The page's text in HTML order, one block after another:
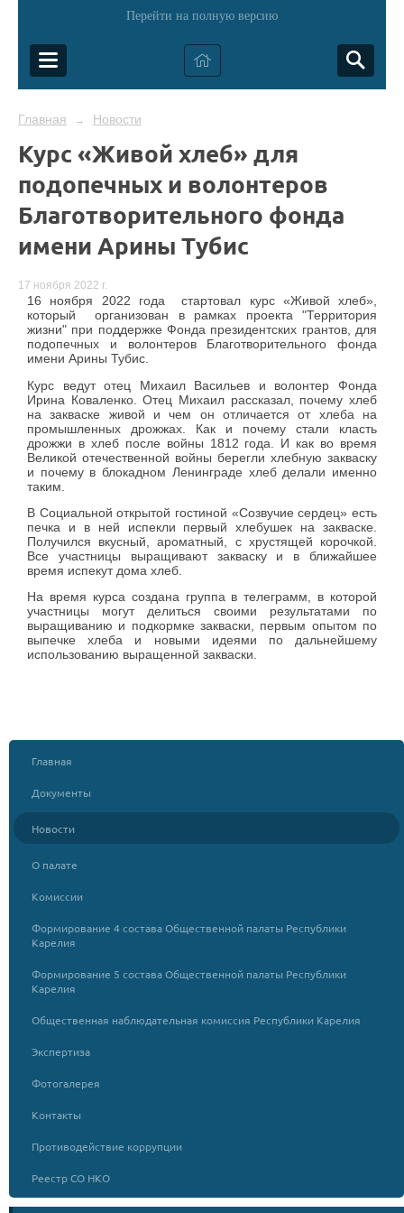
Перейти на полную версию
Главная → Новости
Курс «Живой хлеб» для
подопечных и волонтеров
Благотворительного фонда
имени Арины Тубис
17 ноября 2022 г.
16 ноября 2022 года стартовал курс «Живой хлеб»,
который организован в рамках проекта "Территория
жизни" при поддержке Фонда президентских грантов, для
подопечных и волонтеров Благотворительного фонда
имени Арины Тубис.
Курс ведут отец Михаил Васильев и волонтер Фонда
Ирина Коваленко. Отец Михаил рассказал, почему хлеб
на закваске живой и чем он отличается от хлеба на
промышленных дрожжах. Как и почему стали класть
дрожжи в хлеб после войны 1812 года. И как во время
Великой отечественной войны берегли хлебную закваску
и почему в блокадном Ленинграде хлеб делали именно
таким.
В Социальной открытой гостиной «Созвучие сердец» есть
печка и в ней испекли первый хлебушек на закваске.
Получился вкусный, ароматный, с хрустящей корочкой.
Все участницы выращивают закваску и в ближайшее
время испекут дома хлеб.
На время курса создана группа в телеграмм, в которой
участницы могут делиться своими результатами по
выращиванию и подкормке закваски, первым опытом по
выпечке хлеба и новыми идеями по дальнейшему
использованию выращенной закваски.
Главная
Документы
Новости
О палате
Комиссии
Формирование 4 состава Общественной палаты Республики
Карелия
Формирование 5 состава Общественной палаты Республики
Карелия
Общественная наблюдательная комиссия Республики Карелия
Экспертиза
Фотогалерея
Контакты
Противодействие коррупции
Реестр СО НКО